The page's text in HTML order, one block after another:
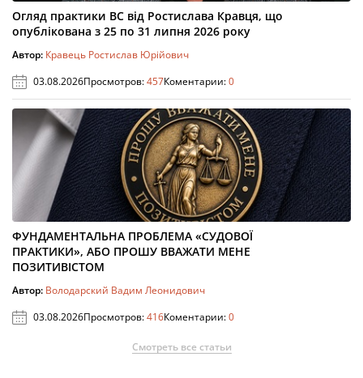
Огляд практики ВС від Ростислава Кравця, що
опублікована з 25 по 31 липня 2026 року
Автор: Кравець Ростислав Юрійович
03.08.2026Просмотров:457Коментарии:0
ФУНДАМЕНТАЛЬНА ПРОБЛЕМА «СУДОВОЇ
ПРАКТИКИ», АБО ПРОШУ ВВАЖАТИ МЕНЕ
ПОЗИТИВІСТОМ
Автор: Володарский Вадим Леонидович
03.08.2026Просмотров:416Коментарии:0
Смотреть все статьи